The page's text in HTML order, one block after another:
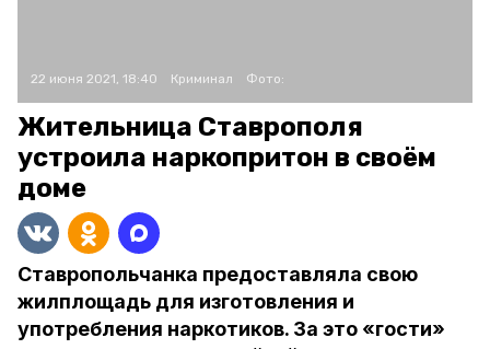
22 июня 2021, 18:40 Криминал Фото:
Жительница Ставрополя
устроила наркопритон в своём
доме
Ставропольчанка предоставляла свою
жилплощадь для изготовления и
употребления наркотиков. За это «гости»